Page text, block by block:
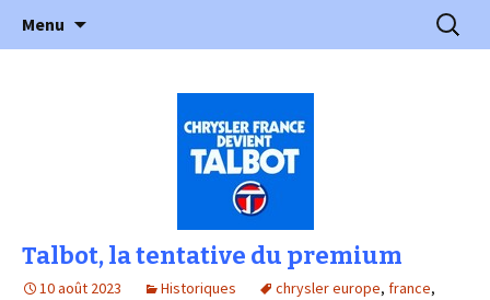
l'Automobile Ancienne
l'automobile ancienne : articles, historiques
…
Menu
Talbot, la tentative du premium
10 août 2023 Historiques chrysler europe, france,